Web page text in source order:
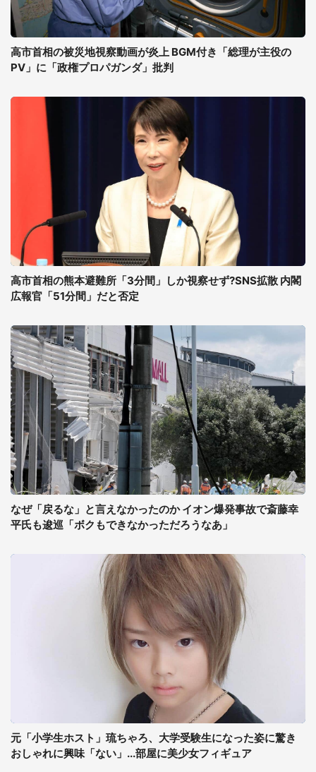
高市首相の被災地視察動画が炎上 BGM付き「総理が主役の
PV」に「政権プロパガンダ」批判
高市首相の熊本避難所「3分間」しか視察せず?SNS拡散 内閣
広報官「51分間」だと否定
なぜ「戻るな」と言えなかったのか イオン爆発事故で斎藤幸
平氏も逡巡「ボクもできなかっただろうなあ」
元「小学生ホスト」琉ちゃろ、大学受験生になった姿に驚き
おしゃれに興味「ない」...部屋に美少女フィギュア